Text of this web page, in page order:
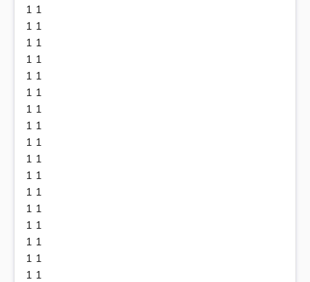
1 1
1 1
1 1
1 1
1 1
1 1
1 1
1 1
1 1
1 1
1 1
1 1
1 1
1 1
1 1
1 1
1 1